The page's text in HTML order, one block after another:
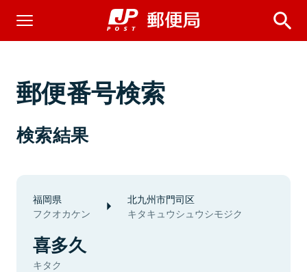
郵便番号検索
検索結果
福岡県
フクオカケン
北九州市門司区
キタキュウシュウシモジク
喜多久
キタク